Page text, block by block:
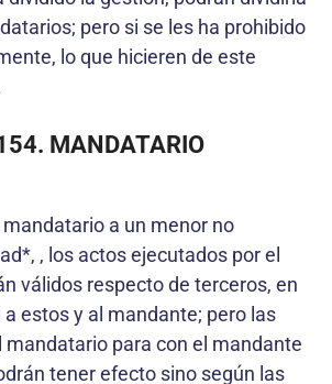
pero si se les ha prohibido
lo que hicieren de este
MANDATARIO
a un menor no
, los actos ejecutados por el
válidos respecto de terceros, en
estos y al mandante; pero las
mandatario para con el mandante
tener efecto sino según las